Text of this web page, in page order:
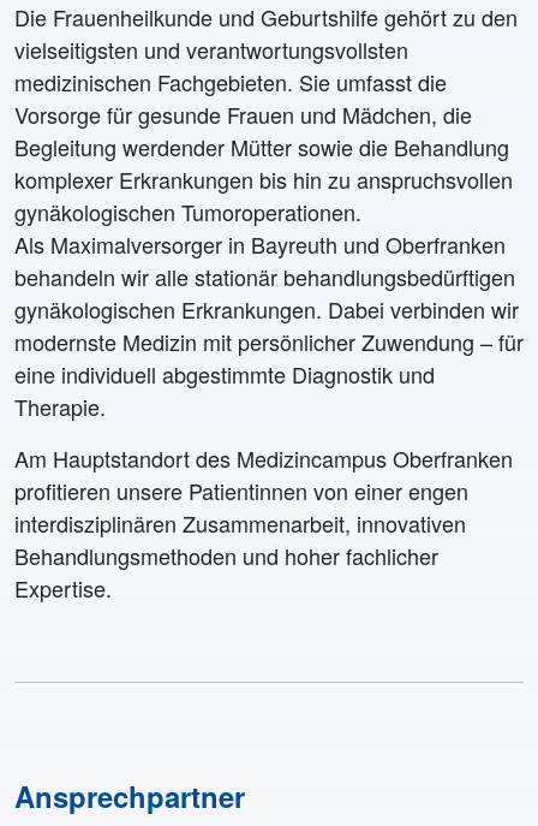
Die Frauenheilkunde und Geburtshilfe gehört zu den
vielseitigsten und verantwortungsvollsten
medizinischen Fachgebieten. Sie umfasst die
Vorsorge für gesunde Frauen und Mädchen, die
Begleitung werdender Mütter sowie die Behandlung
komplexer Erkrankungen bis hin zu anspruchsvollen
gynäkologischen Tumoroperationen.
Als Maximalversorger in Bayreuth und Oberfranken
behandeln wir alle stationär behandlungsbedürftigen
gynäkologischen Erkrankungen. Dabei verbinden wir
modernste Medizin mit persönlicher Zuwendung – für
eine individuell abgestimmte Diagnostik und
Therapie.
Am Hauptstandort des Medizincampus Oberfranken
profitieren unsere Patientinnen von einer engen
interdisziplinären Zusammenarbeit, innovativen
Behandlungsmethoden und hoher fachlicher
Expertise.
Ansprechpartner